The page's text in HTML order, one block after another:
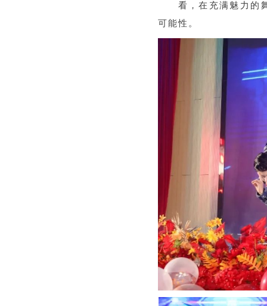
看，在充满魅力的
可能性。